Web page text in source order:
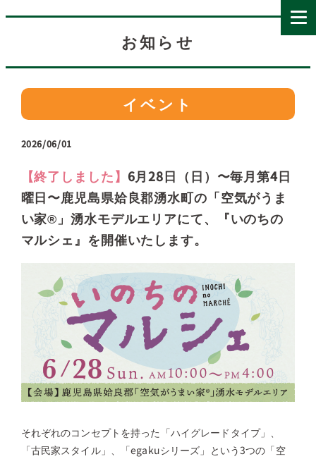
お知らせ
イベント
2026/06/01
【終了しました】 6月28日（日）〜毎月第4日
曜日〜鹿児島県姶良郡湧水町の「空気がうま
い家®」湧水モデルエリアにて、『いのちの
マルシェ』を開催いたします。
それぞれのコンセプトを持った「ハイグレードタイプ」、
「古民家スタイル」、「egakuシリーズ」という3つの「空